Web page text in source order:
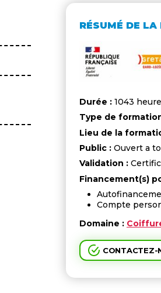
RÉSUMÉ DE
Durée :1043
Type de
Lieu de la
Public :Ouvert a
Validation :
Financement(s)
Compte
Domaine :
CONTACTEZ-